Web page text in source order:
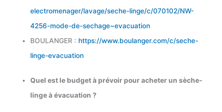
electromenager/lavage/seche-linge/c/070102/NW-
4256-mode-de-sechage~evacuation
BOULANGER : https://www.boulanger.com/c/seche-
linge-evacuation
Quel est le budget à prévoir pour acheter un sèche-
linge à évacuation ?